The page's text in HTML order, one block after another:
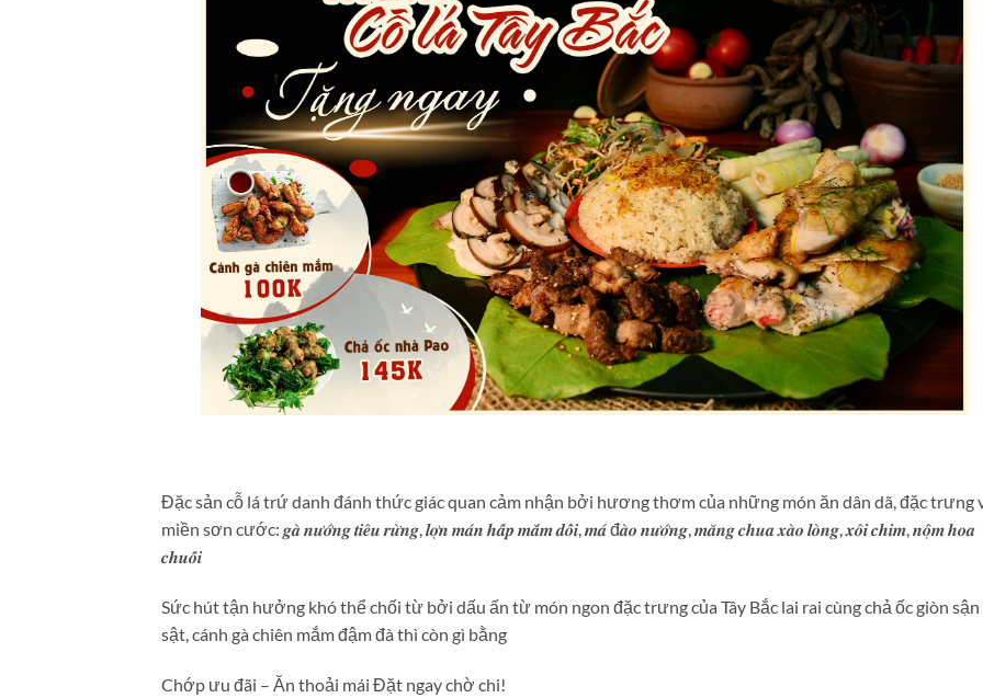
Đặc sản cỗ lá trứ danh đánh thức giác quan cảm nhận bởi hương thơm của những món ăn dân dã, đặc trưng
miền sơn cước: 𝒈𝒂̀ 𝒏𝒖̛𝒐̛́𝒏𝒈 𝒕𝒊𝒆̂𝒖 𝒓𝒖̛̀𝒏𝒈, 𝒍𝒐̛̣𝒏 𝒎𝒂́𝒏 𝒉𝒂̂́𝒑 𝒎𝒂̆́𝒎 𝒅𝒐̂̉𝒊, 𝒎𝒂́ đ𝒂̀𝒐 𝒏𝒖̛𝒐̛́𝒏𝒈, 𝒎𝒂̆𝒏𝒈 𝒄𝒉𝒖𝒂 𝒙𝒂̀𝒐 𝒍𝒐̀𝒏𝒈, 𝒙𝒐̂𝒊 𝒄𝒉𝒊𝒎, 𝒏𝒐̣̂𝒎 𝒉𝒐𝒂
𝒄𝒉𝒖𝒐̂́𝒊
Sức hút tận hưởng khó thể chối từ bởi dấu ấn từ món ngon đặc trưng của Tây Bắc lai rai cùng chả ốc giòn sận
sật, cánh gà chiên mắm đậm đà thì còn gì bằng
Chớp ưu đãi – Ăn thoải mái Đặt ngay chờ chi!